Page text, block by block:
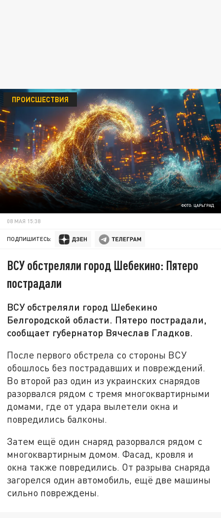
ФОТО: ЦАРЬГРАД
ПРОИСШЕСТВИЯ
08 МАЯ 15:38
ПОДПИШИТЕСЬ:
ВСУ обстреляли город Шебекино: Пятеро
пострадали
ВСУ обстреляли город Шебекино
Белгородской области. Пятеро пострадали,
сообщает губернатор Вячеслав Гладков.
После первого обстрела со стороны ВСУ
обошлось без пострадавших и повреждений.
Во второй раз один из украинских снарядов
разорвался рядом с тремя многоквартирными
домами, где от удара вылетели окна и
повредились балконы.
Затем ещё один снаряд разорвался рядом с
многоквартирным домом. Фасад, кровля и
окна также повредились. От разрыва снаряда
загорелся один автомобиль, ещё две машины
сильно повреждены.